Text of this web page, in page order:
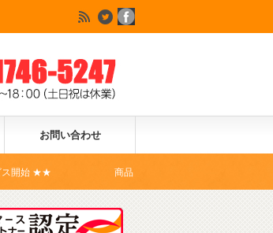
お問い合わせ
商品登録ドットコムは、Yahoo!ショッピングの公式コ